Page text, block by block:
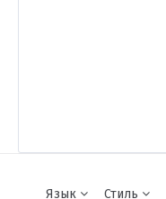
Язык Стиль